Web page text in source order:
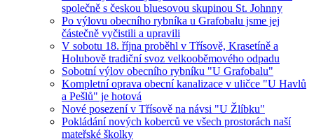
společně s českou bluesovou skupinou St. Johnny
Po výlovu obecního rybníka u Grafobalu jsme jej
částečně vyčistili a upravili
V sobotu 18. října proběhl v Třísově, Krasetíně a
Holubově tradiční svoz velkooběmového odpadu
Sobotní výlov obecního rybníku "U Grafobalu"
Kompletní oprava obecní kanalizace v uličce "U Havlů
a Pešlů" je hotová
Nové posezení v Třísově na návsi "U Žlíbku"
Pokládání nových koberců ve všech prostorách naší
mateřské školky